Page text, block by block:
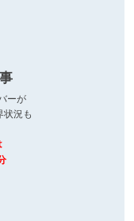
ーが
状況も